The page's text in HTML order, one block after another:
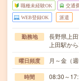
職種未経験OK 交通
WEB登録OK 派遣
勤務地
長野県上
上田駅か
曜日頻度 月～金（週
時間 08:30～